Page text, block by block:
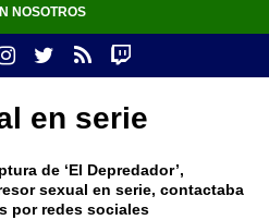
NOSOTROS
en serie
de ‘El Depredador’,
sexual en serie, contactaba
por redes sociales